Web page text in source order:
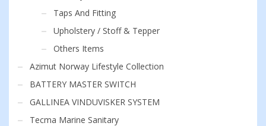
Taps And Fitting
Upholstery / Stoff & Tepper
Others Items
Azimut Norway Lifestyle Collection
BATTERY MASTER SWITCH
GALLINEA VINDUVISKER SYSTEM
Tecma Marine Sanitary